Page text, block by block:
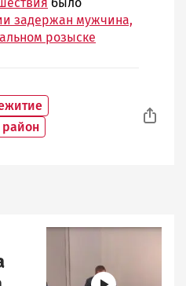
задержан мужчина,
розыске